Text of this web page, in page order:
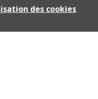
des cookies